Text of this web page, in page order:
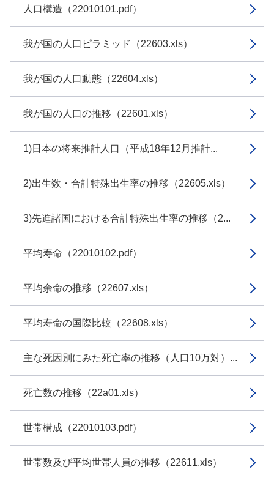
人口構造（22010101.pdf）
我が国の人口ピラミッド（22603.xls）
我が国の人口動態（22604.xls）
我が国の人口の推移（22601.xls）
1)日本の将来推計人口（平成18年12月推計...
2)出生数・合計特殊出生率の推移（22605.xls）
3)先進諸国における合計特殊出生率の推移（2...
平均寿命（22010102.pdf）
平均余命の推移（22607.xls）
平均寿命の国際比較（22608.xls）
主な死因別にみた死亡率の推移（人口10万対）...
死亡数の推移（22a01.xls）
世帯構成（22010103.pdf）
世帯数及び平均世帯人員の推移（22611.xls）